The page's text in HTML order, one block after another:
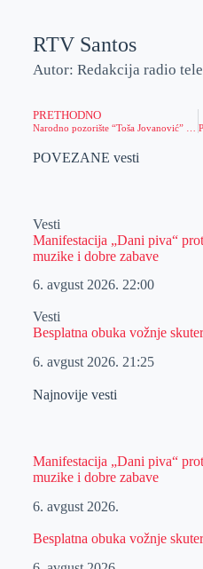
RTV Santos
Autor: Redakcija radio
PRETHODNO
POVEZANE vesti
Vesti
Manifestacija „Dani piva“
muzike i dobre zabave
6. avgust 2026. 22:00
Vesti
Besplatna obuka vožnje
6. avgust 2026. 21:25
Najnovije vesti
Manifestacija „Dani piva“
muzike i dobre zabave
6. avgust 2026.
Besplatna obuka vožnje